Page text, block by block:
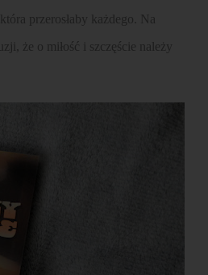
przerosłaby każdego. Na
że o miłość i szczęście należy